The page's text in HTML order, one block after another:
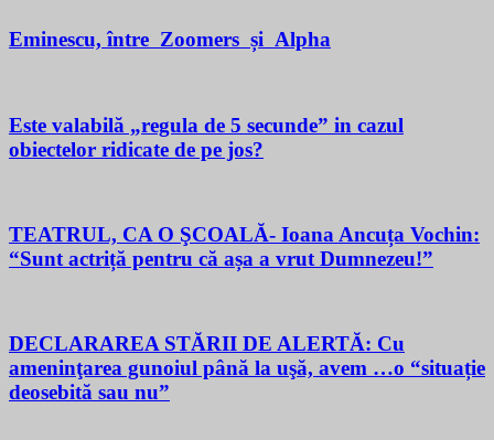
Eminescu, între Zoomers și Alpha
Este valabilă „regula de 5 secunde” in cazul
obiectelor ridicate de pe jos?
TEATRUL, CA O ŞCOALĂ- Ioana Ancuța Vochin:
“Sunt actriță pentru că așa a vrut Dumnezeu!”
DECLARAREA STĂRII DE ALERTĂ: Cu
ameninţarea gunoiul până la uşă, avem …o “situație
deosebită sau nu”